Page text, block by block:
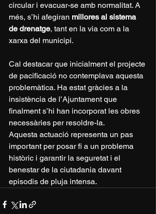
circular i evacuar-se amb normalitat. A
més, s’hi afegiran millores al sistema
de drenatge, tant en la via com a la
xarxa del municipi.
Cal destacar que inicialment el projecte
de pacificació no contemplava aquesta
problemàtica. Ha estat gràcies a la
insistència de l’Ajuntament que
finalment s’hi han incorporat les obres
necessàries per resoldre-la.
Aquesta actuació representa un pas
important per posar fi a un problema
històric i garantir la seguretat i el
benestar de la ciutadania davant
episodis de pluja intensa.